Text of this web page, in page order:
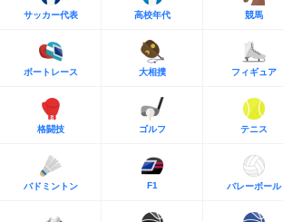
サッカー代表 高校年代 競馬
ボートレース 大相撲 フィギュア
格闘技 ゴルフ テニス
バドミントン F1 バレーボール